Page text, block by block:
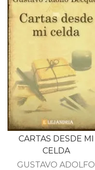
CARTAS DESDE MI
CELDA
GUSTAVO ADOLFO